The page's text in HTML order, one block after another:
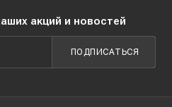
акций и новостей
ПОДПИСАТЬСЯ